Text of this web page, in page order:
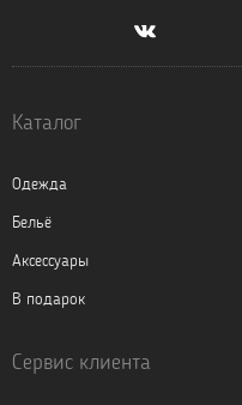
Каталог
Одежда
Бельё
Аксессуары
В подарок
Сервис клиента